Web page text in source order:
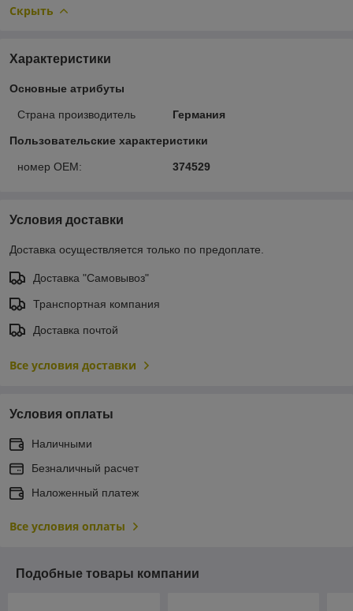
Скрыть
Характеристики
Основные атрибуты
Страна производитель Германия
Пользовательские характеристики
номер OEM: 374529
Условия доставки
Доставка осуществляется только по предоплате.
Доставка "Самовывоз"
Транспортная компания
Доставка почтой
Все условия доставки
Условия оплаты
Наличными
Безналичный расчет
Наложенный платеж
Все условия оплаты
Подобные товары компании